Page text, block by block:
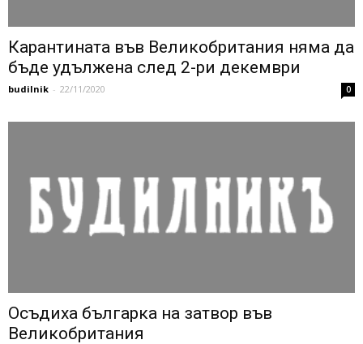
Карантината във Великобритания няма да
бъде удължена след 2-ри декември
budilnik - 22/11/2020 0
Осъдиха българка на затвор във
Великобритания